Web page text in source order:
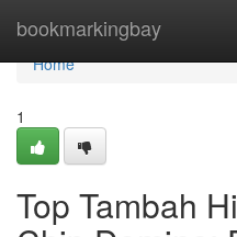
bookmarkingbay
Home
Home
1
Top Tambah